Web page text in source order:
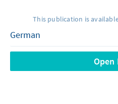
This publication is
Open